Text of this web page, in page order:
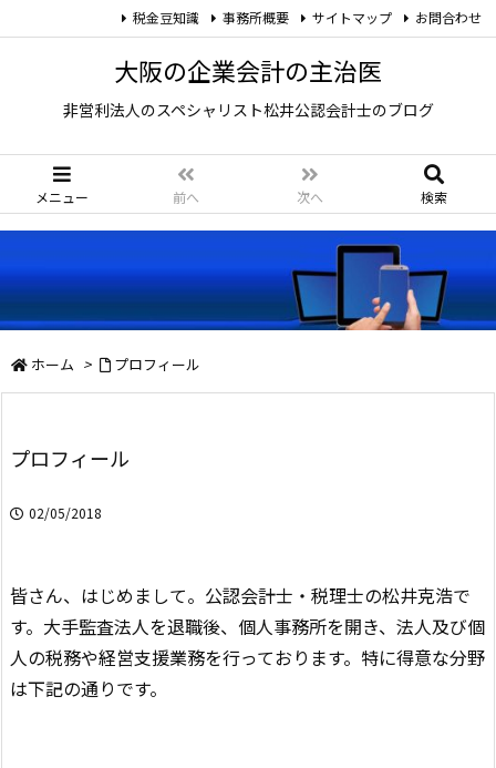
大阪の企業会計の主治医
非営利法人のスペシャリスト松井公認会計士のブログ
メニュー 前へ 次へ 検索
税金豆知識 事務所概要 サイトマップ お問合わせ
ホーム > プロフィール
プロフィール
02/05/2018
皆さん、はじめまして。公認会計士・税理士の松井克浩で
す。大手監査法人を退職後、個人事務所を開き、法人及び個
人の税務や経営支援業務を行っております。特に得意な分野
は下記の通りです。